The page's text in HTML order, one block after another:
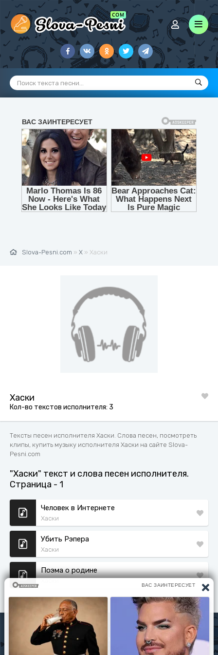
Slova-Pesni.com » Х » Хаски
Хаски
Кол-во текстов исполнителя: 3
Тексты песен исполнителя Хаски. Слова песен, посмотреть
клипы, купить музыку исполнителя Хаски на сайте Slova-
Pesni.com
"Хаски" текст и слова песен исполнителя.
Страница - 1
Человек в Интернете
Хаски
Убить Рэпера
Хаски
Поэма о родине
Исполнители
Политика конфиденциальности
Читать книги